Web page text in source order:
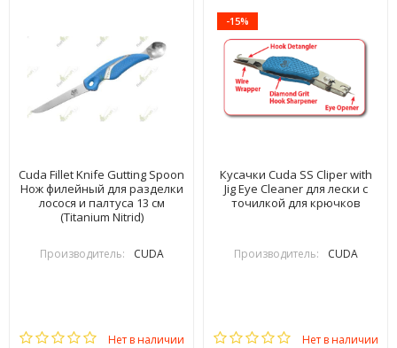
Cuda Fillet Knife Gutting Spoon
Нож филейный для разделки
лосося и палтуса 13 см
(Titanium Nitrid)
Производитель: CUDA
Нет в наличии
-15%
Кусачки Cuda SS Cliper with
Jig Eye Cleaner для лески с
точилкой для крючков
Производитель: CUDA
Нет в наличии